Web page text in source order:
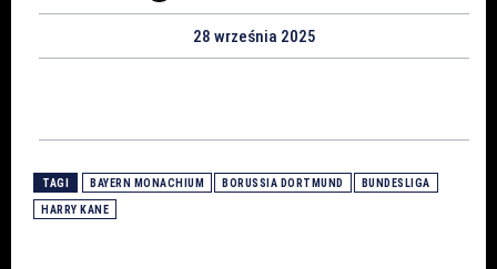
28 września 2025
TAGI BAYERN MONACHIUM BORUSSIA DORTMUND BUNDESLIGA
HARRY KANE